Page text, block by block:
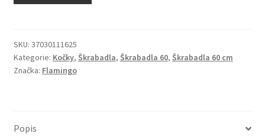
Odpočívadla pro kočky
Pamlsky pro kočky
SKU: 37030111625
Kategorie: Kočky, Škrabadla, Škrabadla 60, Škrabadla 60 cm
Značka: Flamingo
Popis